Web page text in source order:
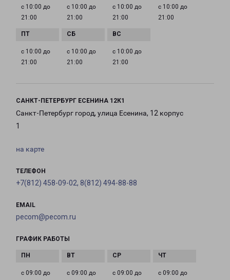
с 10:00 до
21:00
с 10:00 до
21:00
с 10:00 до
21:00
с 10:00 до
21:00
с 10:00 до
21:00
с 10:00 до
21:00
с 10:00 до
21:00
САНКТ-ПЕТЕРБУРГ ЕСЕНИНА 12К1
Санкт-Петербург город, улица Есенина, 12 корпус
1
на карте
ТЕЛЕФОН
+7(812) 458-09-02, 8(812) 494-88-88
EMAIL
pecom@pecom.ru
ГРАФИК РАБОТЫ
с 09:00 до
с 09:00 до
с 09:00 до
с 09:00 до